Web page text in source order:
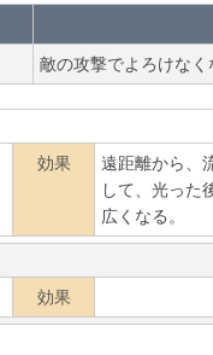
敵の攻撃でよろけなく
効果
遠距離から、
して、光った
広くなる。
効果